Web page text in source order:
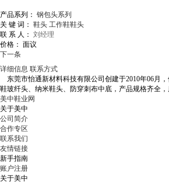
产品系列： 钢包头系列
关 键 词： 鞋头 工作鞋鞋头
联 系 人： 刘经理
价格： 面议
下一条
详细信息 联系方式
东莞市怡通新材料科技有限公司创建于2010年06月
鞋玻纤头、纳米鞋头、防穿刺布中底，产品规格齐全
美中鞋业网
关于美中
公司简介
合作专区
联系我们
友情链接
新手指南
账户注册
关于美中